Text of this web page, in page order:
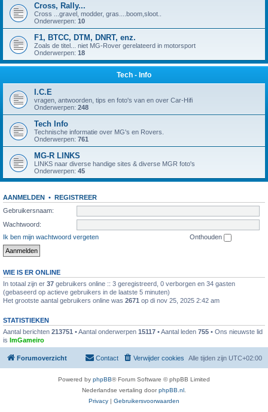
Cross, Rally...
Cross ...gravel, modder, gras....boom,sloot..
Onderwerpen: 10
F1, BTCC, DTM, DNRT, enz.
Zoals de titel... niet MG-Rover gerelateerd in motorsport
Onderwerpen: 18
Tech - Info
I.C.E
vragen, antwoorden, tips en foto's van en over Car-Hifi
Onderwerpen: 248
Tech Info
Technische informatie over MG's en Rovers.
Onderwerpen: 761
MG-R LINKS
LINKS naar diverse handige sites & diverse MGR foto's
Onderwerpen: 45
AANMELDEN • REGISTREER
Gebruikersnaam:
Wachtwoord:
Ik ben mijn wachtwoord vergeten
Onthouden
WIE IS ER ONLINE
In totaal zijn er 37 gebruikers online :: 3 geregistreerd, 0 verborgen en 34 gasten
(gebaseerd op actieve gebruikers in de laatste 5 minuten)
Het grootste aantal gebruikers online was 2671 op di nov 25, 2025 2:42 am
STATISTIEKEN
Aantal berichten 213751 • Aantal onderwerpen 15117 • Aantal leden 755 • Ons nieuwste lid
is ImGameiro
Forumoverzicht Alle tijden zijn UTC+02:00
Verwijder cookies
Contact
Powered by phpBB® Forum Software © phpBB Limited
Nederlandse vertaling doorphpBB.nl
Privacy | Gebruikersvoorwaarden